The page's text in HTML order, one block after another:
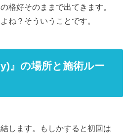
格好そのままで出てきます。
ね？そういうことです。
』の場所と施術ルー
します。もしかすると初回は